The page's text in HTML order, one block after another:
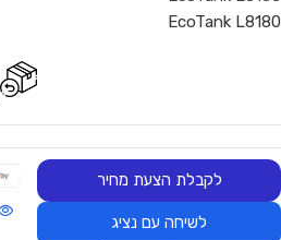
EcoTank L8180‎
לקבלת הצעת מחיר
לשיחה עם נציג